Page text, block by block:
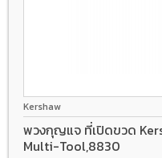
Kershaw
พวงกุญแจ ที่เปิดขวด
Multi-Tool,8830